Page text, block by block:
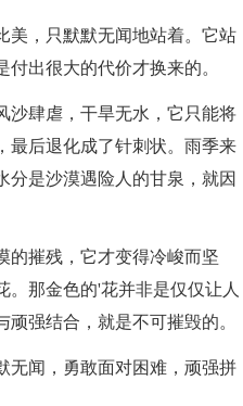
美，只默默无闻地站着。它站
出很大的代价才换来的。
沙肆虐，干旱无水，它只能将
最后退化成了针刺状。雨季来
分是沙漠遇险人的甘泉，就因
的摧残，它才变得冷峻而坚
那金色的'花并非是仅仅让人
强结合，就是不可摧毁的。
无闻，勇敢面对困难，顽强拼